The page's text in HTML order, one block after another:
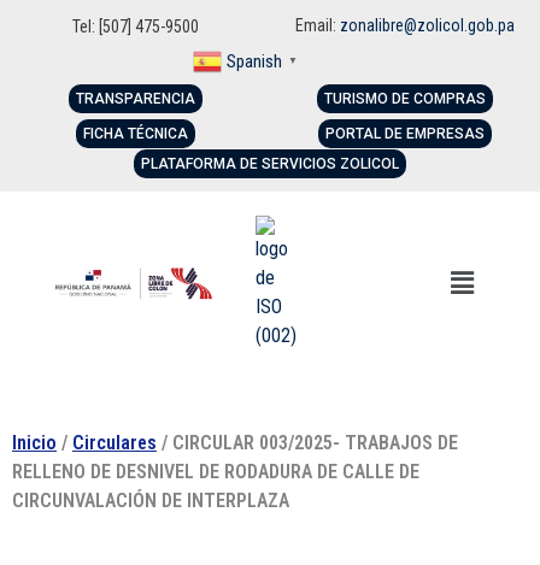
Tel: [507] 475-9500 Email: zonalibre@zolicol.gob.pa
Spanish ▼
TRANSPARENCIA
FICHA TÉCNICA
TURISMO DE COMPRAS
PORTAL DE EMPRESAS
PLATAFORMA DE SERVICIOS ZOLICOL
Inicio / Circulares / CIRCULAR 003/2025- TRABAJOS DE
RELLENO DE DESNIVEL DE RODADURA DE CALLE DE
CIRCUNVALACIÓN DE INTERPLAZA